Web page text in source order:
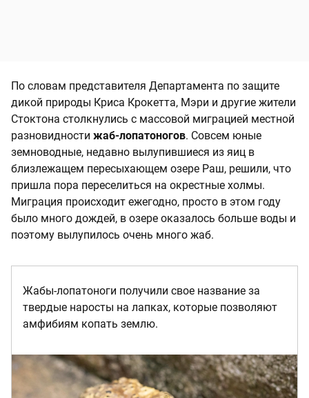
По словам представителя Департамента по защите
дикой природы Криса Крокетта, Мэри и другие жители
Стоктона столкнулись с массовой миграцией местной
разновидности жаб-лопатоногов. Совсем юные
земноводные, недавно вылупившиеся из яиц в
близлежащем пересыхающем озере Раш, решили, что
пришла пора переселиться на окрестные холмы.
Миграция происходит ежегодно, просто в этом году
было много дождей, в озере оказалось больше воды и
поэтому вылупилось очень много жаб.
Жабы-лопатоноги получили свое название за
твердые наросты на лапках, которые позволяют
амфибиям копать землю.